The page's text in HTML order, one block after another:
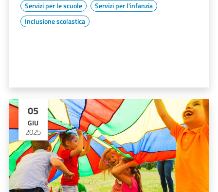
Servizi per le scuole
Servizi per l'infanzia
Inclusione scolastica
05
GIU
2025